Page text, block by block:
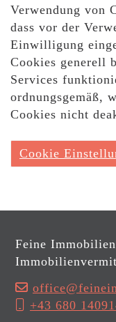
Verwendung von
dass vor der
Einwilligung
Cookies generell
Services
ordnungsgemäß,
Cookies nicht
Cookie
Feine Immobilien
+43 680